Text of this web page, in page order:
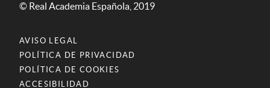
© Real Academia Española, 2019
AVISO LEGAL
POLÍTICA DE PRIVACIDAD
POLÍTICA DE COOKIES
ACCESIBILIDAD